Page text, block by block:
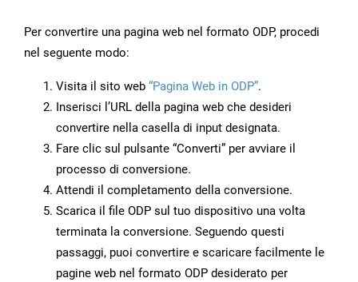
Per convertire una pagina web nel formato ODP, procedi
nel seguente modo:
Visita il sito web “Pagina Web in ODP”.
Inserisci l’URL della pagina web che desideri
convertire nella casella di input designata.
Fare clic sul pulsante “Converti” per avviare il
processo di conversione.
Attendi il completamento della conversione.
Scarica il file ODP sul tuo dispositivo una volta
terminata la conversione. Seguendo questi
passaggi, puoi convertire e scaricare facilmente le
pagine web nel formato ODP desiderato per